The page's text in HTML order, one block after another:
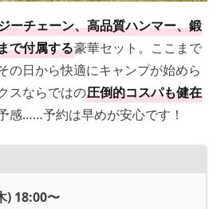
ーチェーン、高品質ハンマー、鍛
で付属する豪華セット。ここまで
の日から快適にキャンプが始めら
スならではの圧倒的コスパも健在
感……予約は早めが安心です！
) 18:00〜